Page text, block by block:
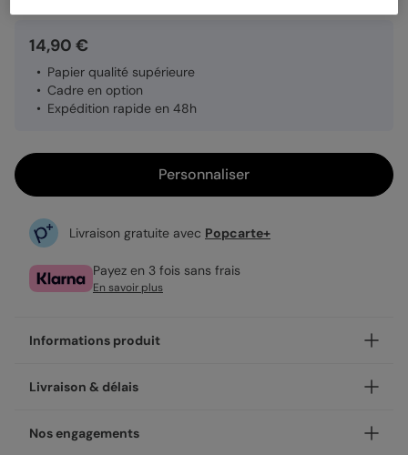
14,90 €
Papier qualité supérieure
Cadre en option
Expédition rapide en 48h
Personnaliser
Livraison gratuite avec Popcarte+
Payez en 3 fois sans frais
En savoir plus
Informations produit
Certains moments méritent d'être vus en grand. Notre
Choisissez le design qui vous ressemble, ajoutez vos
Livraison & délais
Votre création est imprimée avec soin en 48h dans nos
Nos engagements